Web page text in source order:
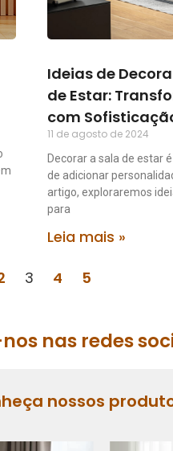
Ideias de
de Estar:
com
11 de agosto de 2024
Decorar a sala de estar
de adicionar
artigo, exploraremos
para
Leia mais »
3 4 5
nas redes
nossos